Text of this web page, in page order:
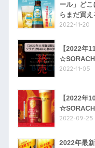
ール」ど
らまだ買え
2022-11-20
【2022年
2022-11-05
【2022年
2022-09-25
2022年最